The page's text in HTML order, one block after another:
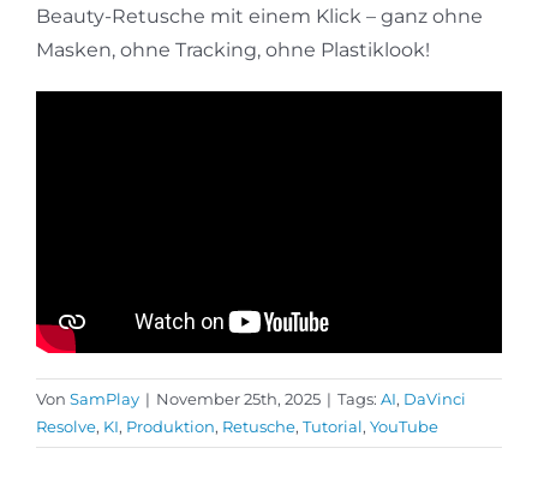
Beauty-Retusche mit einem Klick – ganz ohne
Masken, ohne Tracking, ohne Plastiklook!
Von SamPlay | November 25th, 2025 | Tags: AI, DaVinci
Resolve, KI, Produktion, Retusche, Tutorial, YouTube